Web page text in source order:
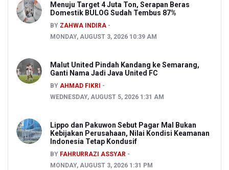
Menuju Target 4 Juta Ton, Serapan Beras
Domestik BULOG Sudah Tembus 87%
BY ZAHWA INDIRA
MONDAY, AUGUST 3, 2026 10:39 AM
Malut United Pindah Kandang ke Semarang,
Ganti Nama Jadi Java United FC
BY AHMAD FIKRI
WEDNESDAY, AUGUST 5, 2026 1:31 AM
Lippo dan Pakuwon Sebut Pagar Mal Bukan
Kebijakan Perusahaan, Nilai Kondisi Keamanan
Indonesia Tetap Kondusif
BY FAHRURRAZI ASSYAR
MONDAY, AUGUST 3, 2026 1:31 PM